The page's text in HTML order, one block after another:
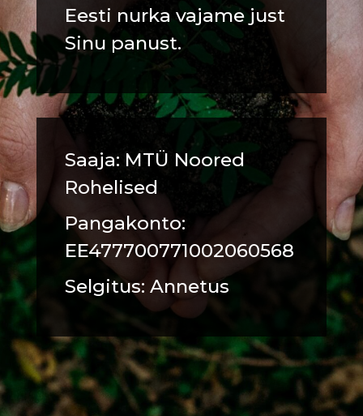
Eesti nurka vajame just
Sinu panust.
Saaja: MTÜ Noored
Rohelised
Pangakonto:
EE477700771002060568
Selgitus: Annetus